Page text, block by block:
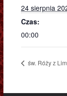
24 sierpnia
Czas:
00:00
św. Róży z